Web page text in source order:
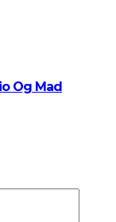
Og Mad